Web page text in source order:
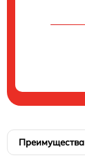
Преимущества